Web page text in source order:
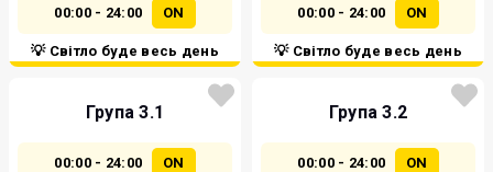
00:00 - 24:00 ON
💡 Світло буде весь день
00:00 - 24:00 ON
💡 Світло буде весь день
Група 3.1
00:00 - 24:00 ON
Група 3.2
00:00 - 24:00 ON